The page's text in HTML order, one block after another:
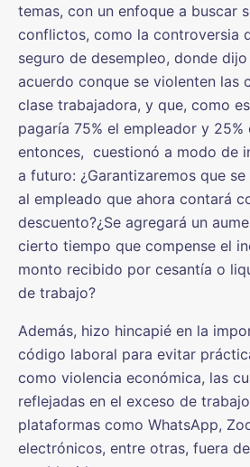
temas, con un enfoque a buscar
conflictos, como la controversia
seguro de desempleo, donde
acuerdo conque se violenten las
clase trabajadora, y que, como
pagaría 75% el empleador y 25%
entonces, cuestionó a modo de
a futuro: ¿Garantizaremos que
al empleado que ahora contará
descuento?¿Se agregará un
cierto tiempo que compense el
monto recibido por cesantía o
de trabajo?
Además, hizo hincapié en la
código laboral para evitar
como violencia económica, las
reflejadas en el exceso de
plataformas como WhatsApp,
electrónicos, entre otras, fuera